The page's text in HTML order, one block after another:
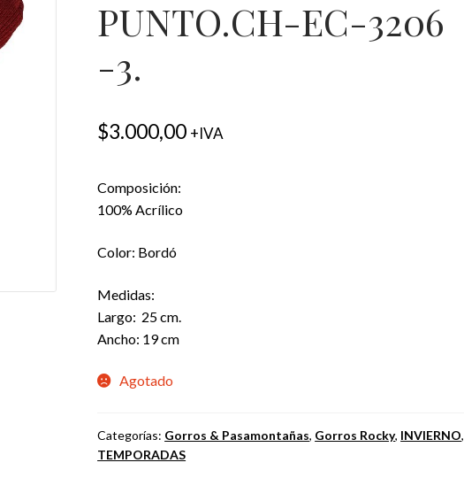
PUNTO.CH-EC-3206
-3.
$3.000,00 +IVA
Composición:
100% Acrílico
Color: Bordó
Medidas:
Largo: 25 cm.
Ancho: 19 cm
Agotado
Categorías: Gorros & Pasamontañas, Gorros Rocky, INVIERNO,
TEMPORADAS